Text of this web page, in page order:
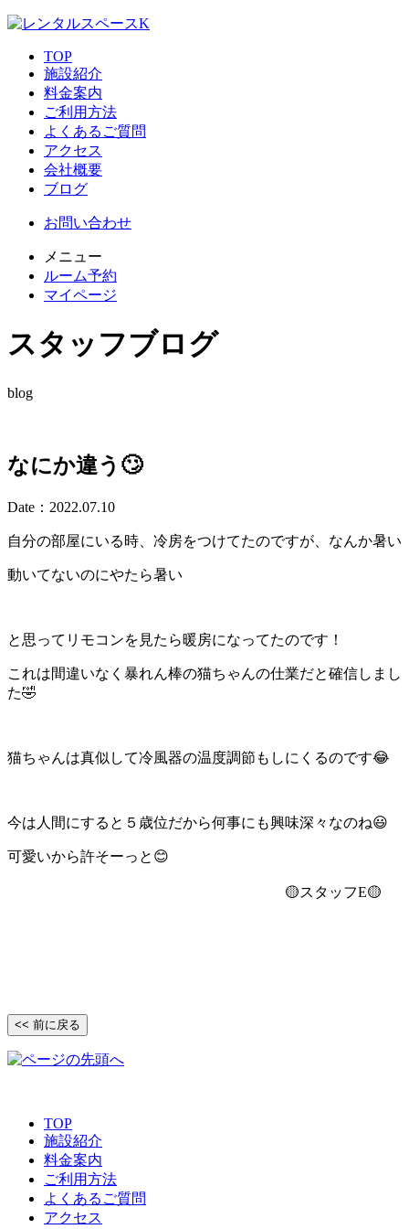
TOP
施設紹介
料金案内
ご利用方法
よくあるご質問
アクセス
会社概要
ブログ
お問い合わせ
メニュー
ルーム予約
マイページ
スタッフブログ
blog
なにか違う🙄
Date：2022.07.10
自分の部屋にいる時、冷房をつけてたのですが、なんか暑い
動いてないのにやたら暑い
と思ってリモコンを見たら暖房になってたのです！
これは間違いなく暴れん棒の猫ちゃんの仕業だと確信しまし
た🤣
猫ちゃんは真似して冷風器の温度調節もしにくるのです😂
今は人間にすると５歳位だから何事にも興味深々なのね😃
可愛いから許そーっと😊
🟡スタッフE🟡
<< 前に戻る
TOP
施設紹介
料金案内
ご利用方法
よくあるご質問
アクセス